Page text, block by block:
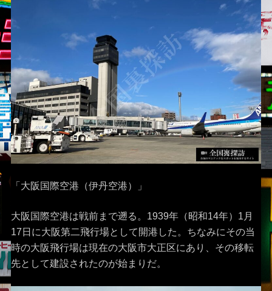
「大阪国際空港（伊丹空港）」
大阪国際空港は戦前まで遡る。1939年（昭和14年）1月
17日に大阪第二飛行場として開港した。ちなみにその当
時の大阪飛行場は現在の大阪市大正区にあり、その移転
先として建設されたのが始まりだ。